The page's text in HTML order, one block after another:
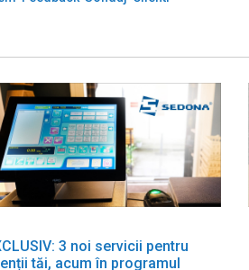
3 noi servicii pentru
tăi, acum în programul